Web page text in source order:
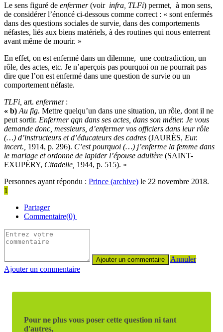
Le sens figuré de enfermer(voirinfra, TLFi) permet, à mon sens,
de considérer l’énoncé ci-dessous comme correct : « sont enfermés
dans des questions sociales de survie, dans des comportements
néfastes, liés aux biens matériels, à des routines qui nous enterrent
avant même de mourir. »
En effet, on est enfermé dans un dilemme, une contradiction, un
rôle, des actes, etc. Je n’aperçois pas pourquoi on ne pourrait pas
dire que l’on est enfermé dans une question de survie ou un
comportement néfaste.
TLFi, art. enfermer :
« b) Au fig. Mettre quelqu’un dans une situation, un rôle, dont il ne
peut sortir. Enfermer qqn dans ses actes, dans son métier. Je vous
demande donc, messieurs, d’enfermer vos officiers dans leur rôle
(…) d’instructeurs et d’éducateurs des cadres (JAURÈS, Eur.
incert., 1914, p. 296). C’est pourquoi (…) j’enferme la femme dans
le mariage et ordonne de lapider l’épouse adultère (SAINT-
EXUPÉRY, Citadelle, 1944, p. 515). »
Personnes ayant répondu : Prince (archive) le 22 novembre 2018.
1
Partager
Commentaire(0)
Annuler
Ajouter un commentaire
Pour ne plus vous poser cette question ni tant
d'autres,